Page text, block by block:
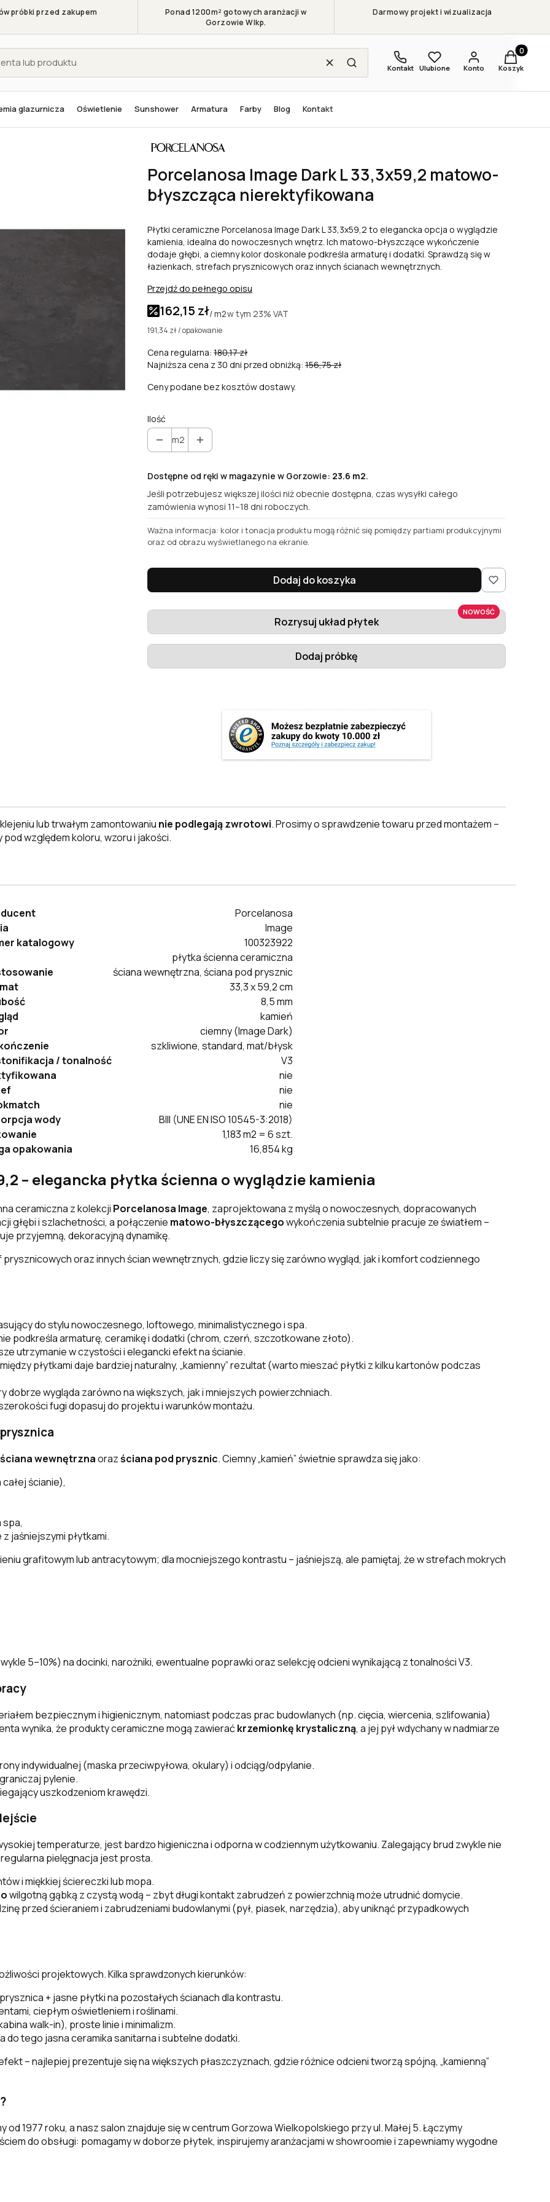
próbki przed zakupem
Ponad 1200m² gotowych aranżacji w
Gorzowie Wlkp.
Darmowy projekt i wizualizacja
Wyczyść
Szukaj
Kontakt Ulubione Konto
Produkty
Koszyk
glazurnicza Oświetlenie Sunshower Armatura Farby Blog Kontakt
Image Dark L 33,3x59,2 matowo-błyszcząca nierektyfikowana
Porcelanosa Image Dark L 33,3x59,2 matowo-
błyszcząca nierektyfikowana
Płytki ceramiczne Porcelanosa Image Dark L 33,3x59,2 to elegancka opcja o wyglądzie
kamienia, idealna do nowoczesnych wnętrz. Ich matowo-błyszczące wykończenie
dodaje głębi, a ciemny kolor doskonale podkreśla armaturę i dodatki. Sprawdzą się w
łazienkach, strefach prysznicowych oraz innych ścianach wewnętrznych.
Przejdź do pełnego opisu
162,15 zł/ m2w tym 23% VAT
191,34 zł / opakowanie
Cena regularna: 180,17 zł
Najniższa cena z 30 dni przed obniżką: 156,75 zł
Ceny podane bez kosztów dostawy.
Ilość
m2
Dostępne od ręki w magazynie w Gorzowie: 23.6 m2.
Jeśli potrzebujesz większej ilości niż obecnie dostępna, czas wysyłki całego
zamówienia wynosi 11–18 dni roboczych.
Ważna informacja: kolor i tonacja produktu mogą różnić się pomiędzy partiami produkcyjnymi
oraz od obrazu wyświetlanego na ekranie.
Dodaj do koszyka
NOWOŚĆ
Rozrysuj układ płytek
Dodaj próbkę
lub trwałym zamontowaniu nie podlegają zwrotowi. Prosimy o sprawdzenie towaru przed montażem –
względem koloru, wzoru i jakości.
Porcelanosa
Image
katalogowy
100323922
płytka ścienna ceramiczna
ściana wewnętrzna, ściana pod prysznic
33,3 x 59,2 cm
8,5 mm
kamień
ciemny (Image Dark)
szkliwione, standard, mat/błysk
/ tonalność
V3
nie
nie
nie
wody
BIII (UNE EN ISO 10545-3:2018)
1,183 m2 = 6 szt.
opakowania
16,854 kg
– elegancka płytka ścienna o wyglądzie kamienia
ceramiczna z kolekcji Porcelanosa Image, zaprojektowana z myślą o nowoczesnych, dopracowanych
głębi i szlachetności, a połączenie matowo-błyszczącegowykończenia subtelnie pracuje ze światłem –
przyjemną, dekoracyjną dynamikę.
oraz innych ścian wewnętrznych, gdzie liczy się zarówno wygląd, jak i komfort codziennego
do stylu nowoczesnego, loftowego, minimalistycznego i spa.
podkreśla armaturę, ceramikę i dodatki (chrom, czerń, szczotkowane złoto).
utrzymanie w czystości i elegancki efekt na ścianie.
płytkami daje bardziej naturalny, „kamienny” rezultat (warto mieszać płytki z kilku kartonów podczas
dobrze wygląda zarówno na większych, jak i mniejszych powierzchniach.
fugi dopasuj do projektu i warunków montażu.
ściana wewnętrznaorazściana pod prysznic. Ciemny „kamień” świetnie sprawdza się jako:
ścianie),
spa,
z jaśniejszymi płytkami.
grafitowym lub antracytowym; dla mocniejszego kontrastu – jaśniejszą, ale pamiętaj, że w strefach mokrych
5–10%) na docinki, narożniki, ewentualne poprawki oraz selekcję odcieni wynikającą z tonalności V3.
bezpiecznym i higienicznym, natomiast podczas prac budowlanych (np. cięcia, wiercenia, szlifowania)
wynika, że produkty ceramiczne mogą zawieraćkrzemionkę krystaliczną, a jej pył wdychany w nadmiarze
indywidualnej (maska przeciwpyłowa, okulary) i odciąg/odpylanie.
pylenie.
uszkodzeniom krawędzi.
temperaturze, jest bardzo higieniczna i odporna w codziennym użytkowaniu. Zalegający brud zwykle nie
regularna pielęgnacja jest prosta.
i miękkiej ściereczki lub mopa.
wilgotną gąbką z czystą wodą – zbyt długi kontakt zabrudzeń z powierzchnią może utrudnić domycie.
przed ścieraniem i zabrudzeniami budowlanymi (pył, piasek, narzędzia), aby uniknąć przypadkowych
projektowych. Kilka sprawdzonych kierunków:
prysznica + jasne płytki na pozostałych ścianach dla kontrastu.
ciepłym oświetleniem i roślinami.
walk-in), proste linie i minimalizm.
do tego jasna ceramika sanitarna i subtelne dodatki.
– najlepiej prezentuje się na większych płaszczyznach, gdzie różnice odcieni tworzą spójną, „kamienną”
od 1977 roku, a nasz salon znajduje się w centrum Gorzowa Wielkopolskiego przy ul. Małej 5. Łączymy
do obsługi: pomagamy w doborze płytek, inspirujemy aranżacjami w showroomie i zapewniamy wygodne